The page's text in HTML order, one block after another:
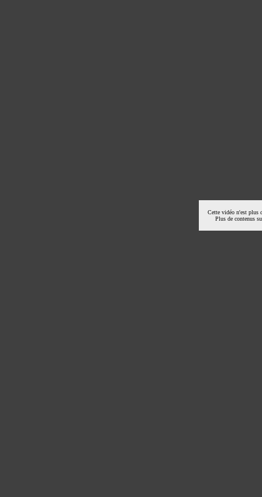
Cette vidéo n'est plus
Plus de contenus